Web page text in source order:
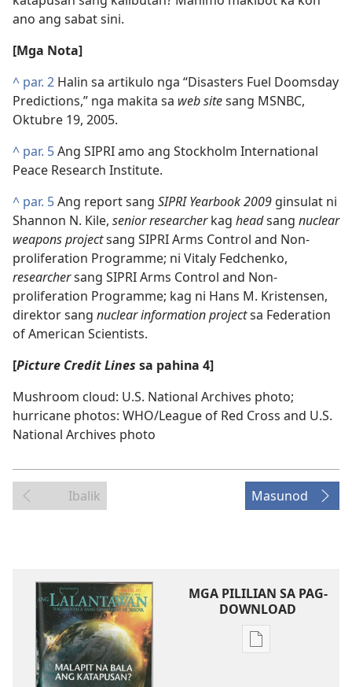
ano ang sabat sini.
[Mga Nota]
^ par. 2 Halin sa artikulo nga “Disasters Fuel Doomsday
Predictions,” nga makita sa web sitesang MSNBC,
Oktubre 19, 2005.
^ par. 5Ang SIPRI amo ang Stockholm International
Peace Research Institute.
^ par. 5Ang report sang SIPRI Yearbook 2009 ginsulat ni
Shannon N. Kile, senior researcherkag headsang nuclear
weapons projectsang SIPRI Arms Control and Non-
proliferation Programme; ni Vitaly Fedchenko,
researchersang SIPRI Arms Control and Non-
proliferation Programme; kag ni Hans M. Kristensen,
direktor sang nuclear information projectsa Federation
of American Scientists.
[Picture Credit Lines sa pahina 4]
Mushroom cloud: U.S. National Archives photo;
hurricane photos: WHO/League of Red Cross and U.S.
National Archives photo
Ibalik Masunod
MGA PILILIAN SA PAG-
DOWNLOAD
Mga